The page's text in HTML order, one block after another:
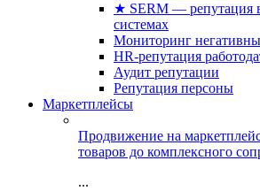
★ SERM — репутация
системах
Мониторинг
HR-репутация
Аудит репутации
Репутация персоны
Маркетплейсы
Продвижение на
товаров до комплексного
...